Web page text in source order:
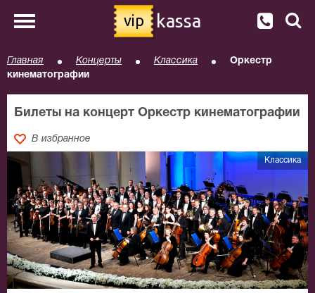
vip kassa
Главная Концерты Классика
Оркестр
кинематографии
Билеты на концерт Оркестр кинематографии
В избранное
Классика